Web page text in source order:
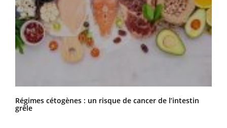
Régimes cétogènes : un risque de cancer de l’intestin
grêle